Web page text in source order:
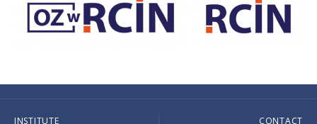
INSTITUTE CONTACT